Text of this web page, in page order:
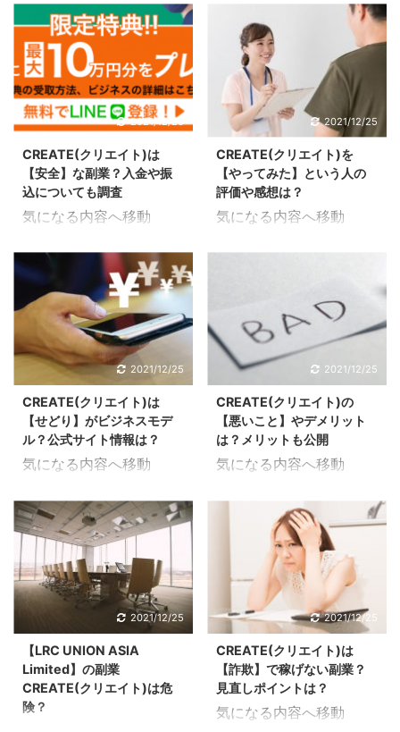
測出来ます。 こんな方に
おすすめ 未経験の方 毎
月5万円以上収入UPさせ
たい方 スキマ時間を活用
したい方 スマホ操作だけ
で稼ぎたい方 即金性を求
めている方 徹底したサポ
ートを求めてい ...
覧ください。 残念なが
らこの記事の副業募集は
終了しています。
CREATE(クリエイト)の
初期費用は7000円 初期
費用 初期費用は7000(税
込) CREATE(クリエイト
...
稼ぐまでに何するか調べ
てみた CREATE(クリエ
イト)で稼ぐまでに何を
するのか調査してみたの
で解説していきます。 副
業で稼ぐという場合に作
ですが、作業以外にも登
録を行ったり報酬を受け
取ったりやることはいく
つかあります。 実際にお
をしていくことになるの
か手順も含めて紹介して
いきます。 どのような副
業なのか知りたい場合は
まずは上記の記事からご
覧ください。 残念なが
らこの記事の副業募集は
終了しています。 ...
返金制度を調べてみた
CREATE(クリエイト)の
返金制度ついて調査して
みたので解説していきま
す。 初期費用については
こちらの記事に掲載して
いますが、返金制度があ
れば何かあったとしても
リスクなく始めることが
出来ます。 返金というの
は保証にもなっているの
か知りたい場合はまずは
上記の記事からご覧くだ
さい。 残念ながらこの
記事の副業募集は終了し
ています。 CREATE(ク
...
2021/12/25
CREATE(クリエイト)は
【安全】な副業？入金や振
込についても調査
気になる内容へ移動
安全性を調べてみた
CREATE(クリエイト)の
安全性について調査して
みたので解説していきま
す。 安全な副業か怪しい
副業どちらをやってみた
いと問われれば、誰もが
安全性の高い副業を選ぶ
はずです。 安全なサービ
スやシステムを把握して
おくと安心してスタート
がると思います。 どのよ
うな副業なのか知りたい
場合はまずは上記の記事
からご覧ください。 残
念ながらこの記事の副業
募集は終了しています。
CREATE(クリエイト)の
最大10万円 ...
2021/12/25
CREATE(クリエイト)を
【やってみた】という人の
評価や感想は？
気になる内容へ移動
エイト)をやってみた人
について調査してみたの
で解説していきます。 副
業として運営しているの
であれば誰かしら実際に
やってみた人というのは
いるはずです。 やってみ
た人の評判や評価をいく
つかまとめてみたので具
とが出来ると思います。
どのような副業なのか知
りたい場合はまずは上記
の記事からご覧くださ
い。 残念ながらこの記
事の副業募集は終了して
います。 CREATE(クリ
エイト)の作業 ...
2021/12/25
CREATE(クリエイト)は
【せどり】がビジネスモデ
ル？公式サイト情報は？
気になる内容へ移動
せどりか調べてみた
CREATE(クリエイト)の
ビジネスモデルがせどり
か調査してみたので解説
していきます。 副業は新
しいジャンルものが次々
と誕生してきています
が、それぞれの副業のモ
デルになっているビジネ
スモデルは何かしらある
2021/12/25
CREATE(クリエイト)の
【悪いこと】やデメリット
は？メリットも公開
気になる内容へ移動
悪いことを調べてみた
CREATE(クリエイト)の
悪いことやデメリットを
調査してみたので解説し
ていきます。 どんなに良
い副業であってもデメリ
ットというのはあるはず
です。 人によっては合う
合わないといったこと以
外にもマイナスと感じら
れるようなこともあると
2021/12/25
【LRC UNION ASIA
Limited】の副業
CREATE(クリエイト)は危
険？
2021/12/25
CREATE(クリエイト)は
【詐欺】で稼げない副業？
見直しポイントは？
気になる内容へ移動